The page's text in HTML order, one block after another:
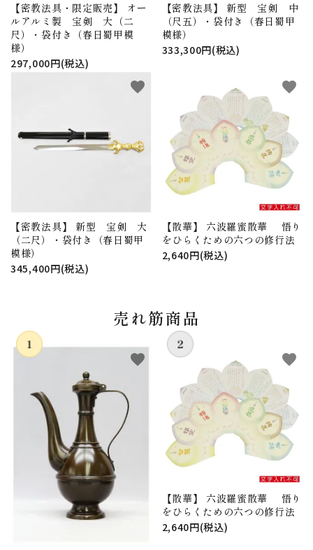
【密教法具・限定販売】 オー
ルアルミ製 宝剣 大（二
尺）・袋付き（春日蜀甲模
様）
297,000円(税込)
【密教法具】 新型 宝剣 中
（尺五）・袋付き（春日蜀甲
模様）
333,300円(税込)
【密教法具】 新型 宝剣 大
（二尺）・袋付き（春日蜀甲
模様）
345,400円(税込)
favorite
【散華】 六波羅蜜散華 悟り
をひらくための六つの修行法
2,640円(税込)
favorite
売れ筋商品
favorite
【散華】 六波羅蜜散華 悟り
をひらくための六つの修行法
2,640円(税込)
favorite